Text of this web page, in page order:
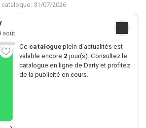
31/07/2026
août
Ce catalogueplein d’actualités est
valable encore 2 jour(s). Consultez le
catalogue en ligne de Darty et profitez
de la publicité en cours.